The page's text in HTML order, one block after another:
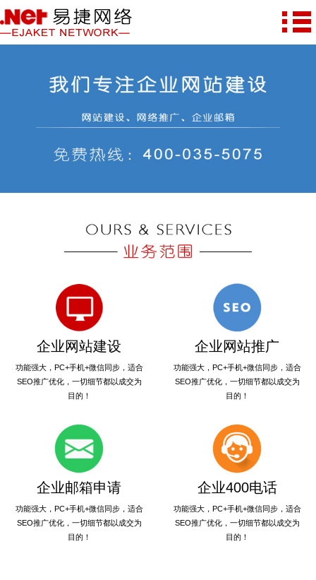
企业网站建设
功能强大，PC+手机+微信同步，适合
SEO推广优化，一切细节都以成交为
目的！
企业网站推广
功能强大，PC+手机+微信同步，适合
SEO推广优化，一切细节都以成交为
目的！
企业邮箱申请
功能强大，PC+手机+微信同步，适合
SEO推广优化，一切细节都以成交为
目的！
企业400电话
功能强大，PC+手机+微信同步，适合
SEO推广优化，一切细节都以成交为
目的！